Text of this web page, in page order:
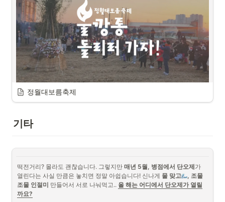
사업소개
정월대보름은 그 해의 첫 보름입니다.  달빛이 밝은 날 첫 보
우리나라의 대표적인 농경특화 축제
중 하나 입니다. 추
수를 마치고 빈 논에 불을 질러 병충해를 예방하고 다음해 농
사의 퇴비를 만들었죠.
정월대보름축제
기타
떡전거리? 몰라도 괜찮습니다. 그렇지만 매년 5월, 병점에서 단오제가
열린다는 사실 만큼은 놓치면 정말 아쉽습니다! 신나게 물 맞고
, 조물
조물 인절미 만들어서 서로 나눠먹고.. 올 해는 어디에서 단오제가 열릴
까요?